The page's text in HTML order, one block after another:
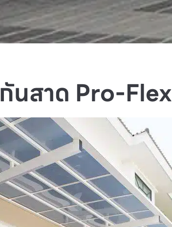
กันสาด Pro-Flex